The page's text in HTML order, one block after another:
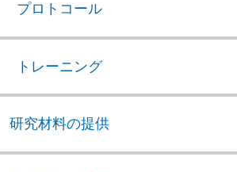
プロトコール
トレーニング
研究材料の提供